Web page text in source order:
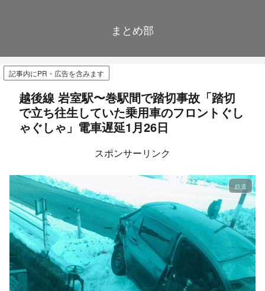
まとめ部
記事内にPR・広告を含みます
越後線 岩室駅〜巻駅間で踏切事故「踏切
で立ち往生していた乗用車のフロントぐし
ゃぐしゃ」電車遅延1月26日
スポンサーリンク
鉄道